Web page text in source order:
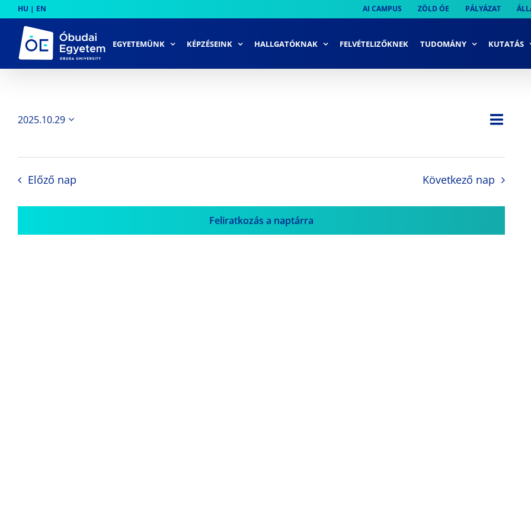
to
content
HU | EN AI CAMPUS ZÖLD ÓE PÁLYÁZAT
EGYETEMÜNK KÉPZÉSEINK HALLGATÓKNAK FELVÉTELIZŐKNEK TUDOMÁNY KUTATÁS
Nap
2025.10.29
Előző nap Következő nap
Feliratkozás a naptárra